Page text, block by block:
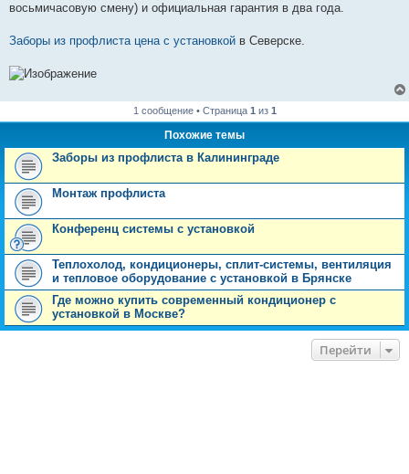
восьмичасовую смену) и официальная гарантия в два года.
Заборы из профлиста цена с установкой в Cеверске.
1 сообщение • Страница 1 из 1
Похожие темы
Заборы из профлиста в Калининграде
Монтаж профлиста
Конференц системы с установкой
Теплохолод, кондиционеры, сплит-системы, вентиляция
и тепловое оборудование с установкой в Брянске
Где можно купить современный кондиционер с
установкой в Москве?
Перейти